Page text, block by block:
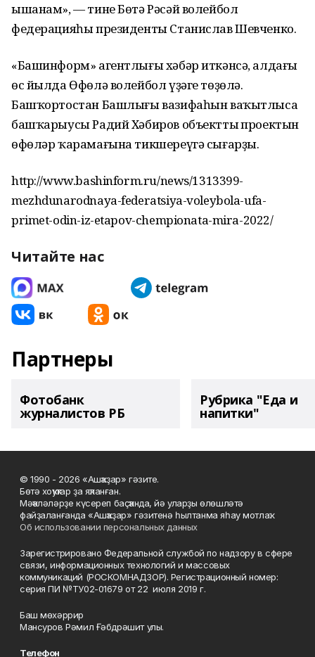
ышанам», — тине Бөтә Рәсәй волейбол
федерацияһы президенты Станислав Шевченко.
«Башинформ» агентлығы хәбәр иткәнсә, алдағы
өс йылда Өфөлә волейбол үҙәге төҙөлә.
Башҡортостан Башлығы вазифаһын ваҡытлыса
башҡарыусы Радий Хәбиров объекттың проектын
өфөләр ҡарамағына тикшереүгә сығарҙы.
http://www.bashinform.ru/news/1313399-
mezhdunarodnaya-federatsiya-voleybola-ufa-
primet-odin-iz-etapov-chempionata-mira-2022/
Читайте нас
Партнеры
Фотобанк
журналистов РБ
Рубрика "Еда и
напитки"
© 1990 - 2026 «Ашҡаҙар» гәзите.
Бөтә хоҡуҡтар ҙа яҡланған.
Мәҡәләләрҙе күсереп баҫҡанда, йә уларҙы өлөшләтә
файҙаланғанда «Ашҡаҙар» гәзитенә һылтанма яһау мотлаҡ.
Об использовании персональных данных
Зарегистрировано Федеральной службой по надзору в сфере
связи, информационных технологий и массовых
коммуникаций (РОСКОМНАДЗОР). Регистрационный номер:
серия ПИ №ТУ02-01679 от 22 июля 2019 г.
Баш мөхәррир
Мансуров Рәмил Ғәбдрәшит улы.
Телефон